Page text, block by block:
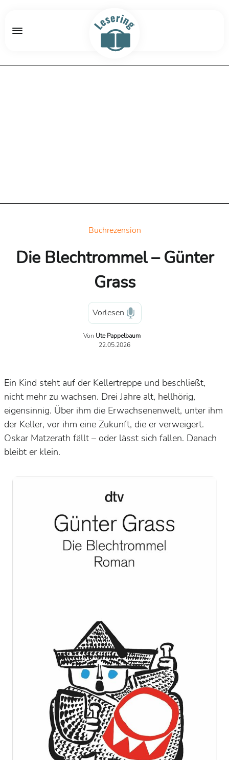
Buchrezension
Die Blechtrommel – Günter
Grass
Vorlesen
Von Ute Pappelbaum
22.05.2026
Ein Kind steht auf der Kellertreppe und beschließt,
nicht mehr zu wachsen. Drei Jahre alt, hellhörig,
eigensinnig. Über ihm die Erwachsenenwelt, unter ihm
der Keller, vor ihm eine Zukunft, die er verweigert.
Oskar Matzerath fällt – oder lässt sich fallen. Danach
bleibt er klein.